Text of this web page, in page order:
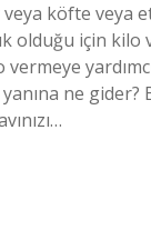
köfte veya
olduğu için
ne